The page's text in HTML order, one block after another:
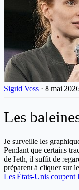
Sigrid Voss · 8 mai 2026
Les
Je surveille les
Pendant que certains
de l'eth, il suffit de
préparent à cliquer sur
Les États-Unis coupent